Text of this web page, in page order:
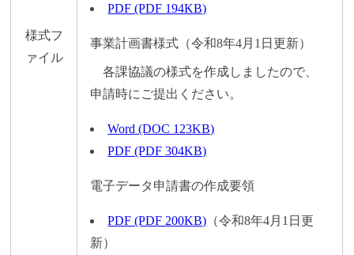
様式フ
ァイル
PDF (PDF 194KB)
事業計画書様式（令和8年4月1日更新）
各課協議の様式を作成しましたので、
申請時にご提出ください。
Word (DOC 123KB)
PDF (PDF 304KB)
電子データ申請書の作成要領
PDF (PDF 200KB) （令和8年4月1日更
新）